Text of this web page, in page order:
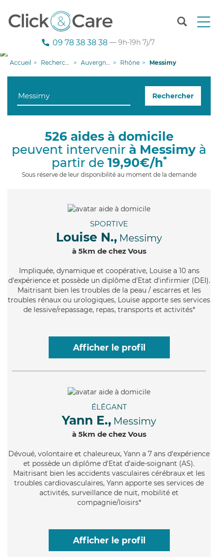
T
n
g
i
09 78 38 38 38 — 9h-19h 7j/7
Accueil Recherche aide à domicile Auvergne-Rhône-Alpes Rhône Messimy
Rechercher
526 aides à domicile
peuvent intervenir à Messimy à
partir de 19,90€/h*
Sous réserve de leur disponibilité au moment de la demande
SPORTIVE
Louise N., Messimy
à 5km de chez Vous
Impliquée, dynamique et coopérative, Louise a 10 ans
d'expérience et possède un diplôme d'Etat d'infirmier (DEI).
Maitrisant bien les troubles de la peau / escarres et les
troubles rénaux ou urologiques, Louise apporte ses services
de lessive/repassage, repas, transports et activités*
Afficher le profil
ÉLÉGANT
Yann E., Messimy
à 5km de chez Vous
Dévoué, volontaire et chaleureux, Yann a 7 ans d'expérience
et possède un diplôme d'Etat d'aide-soignant (AS).
Maitrisant bien les accidents vasculaires cérébraux et les
troubles cardiovasculaires, Yann apporte ses services de
activités, surveillance de nuit, mobilité et
compagnie/loisirs*
Afficher le profil